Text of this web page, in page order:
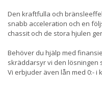
Den kraftfulla och
snabb acceleration och en
chassit och de stora hjulen
Behöver du hjälp med
skräddarsyr vi den lösningen
Vi erbjuder även lån med 0:- i